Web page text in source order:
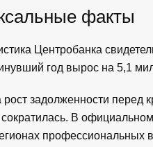
факты
Центробанка
год вырос на 5,1
задолженности перед
сократилась. В
профессиональных